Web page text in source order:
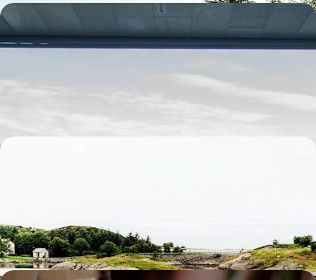
Panoramas de Norvège - Routes scéniques, fjords
envoûtants & chambres avec vue
norvégiens, ponctué de cascades et d'églises en bois
17 jours, de 7000 à 9200 $ CA